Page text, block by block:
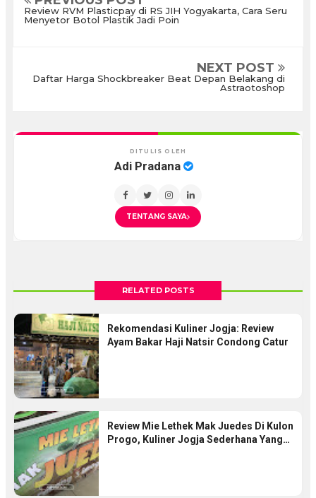
Review RVM Plasticpay di RS JIH Yogyakarta, Cara Seru
Menyetor Botol Plastik Jadi Poin
NEXT POST
Daftar Harga Shockbreaker Beat Depan Belakang di
Astraotoshop
DITULIS OLEH
Adi Pradana
TENTANG SAYA
RELATED POSTS
Rekomendasi Kuliner Jogja: Review
Ayam Bakar Haji Natsir Condong Catur
Review Mie Lethek Mak Juedes Di Kulon
Progo, Kuliner Jogja Sederhana Yang